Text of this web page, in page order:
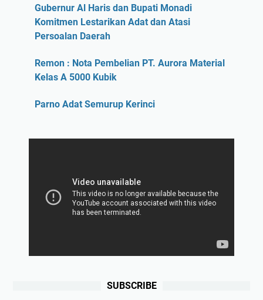
Gubernur Al Haris dan Bupati Monadi
Komitmen Lestarikan Adat dan Atasi
Persoalan Daerah
Remon : Nota Pembelian PT. Aurora Material
Kelas A 5000 Kubik
Parno Adat Semurup Kerinci
SUBSCRIBE